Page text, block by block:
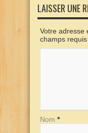
LAISSER UNE
Votre adresse
champs
Nom *